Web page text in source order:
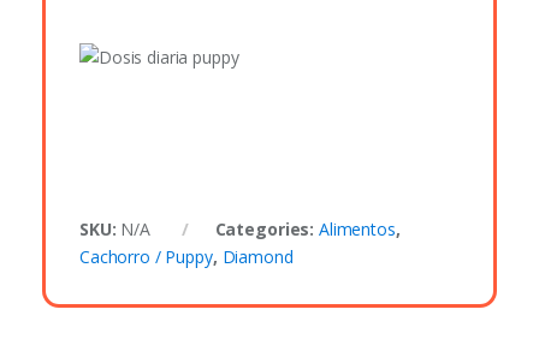
SKU: N/A Categories: Alimentos,
Cachorro / Puppy, Diamond